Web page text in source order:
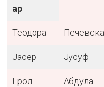
ар
Теодора Печевска
Јасер Јусуф
Ерол Абдула